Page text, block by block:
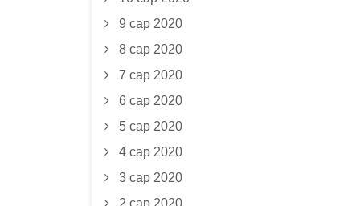
9 сар 2020
8 сар 2020
7 сар 2020
6 сар 2020
5 сар 2020
4 сар 2020
3 сар 2020
2 сар 2020